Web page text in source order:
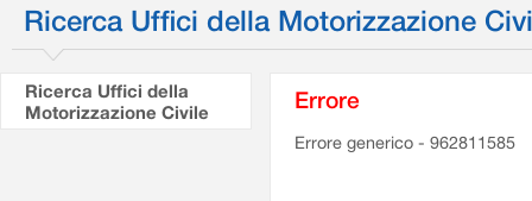
Ricerca Uffici della Motorizzazione
Ricerca Uffici della
Motorizzazione Civile
Errore
Errore generico - 962811585